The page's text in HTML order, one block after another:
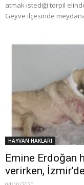
atmak istediği torpil
Geyve ilçesinde
HAYVAN HAKLARI
Emine Erdoğan
verirken,